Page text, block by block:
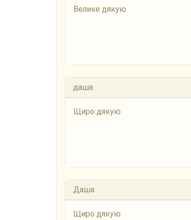
Велике дякую
даша
Щиро дякую
Даша
Щиро дякую